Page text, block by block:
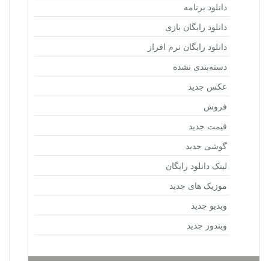
دانلود برنامه
دانلود رایگان بازی
دانلود رایگان نرم افراز
دسته‌بندی نشده
عکس جدید
فروش
قیمت جدید
گوشی جدید
لینک دانلود رایگان
موزیک های جدید
ویدیو جدید
ویندوز جدید